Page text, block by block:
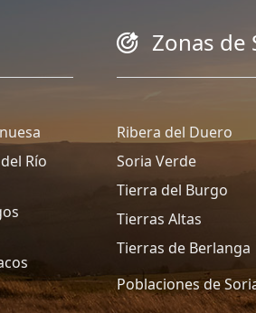
Río
Zonas de
Ribera del Duero
Soria Verde
Tierra del Burgo
Tierras Altas
Tierras de Berlanga
Poblaciones de